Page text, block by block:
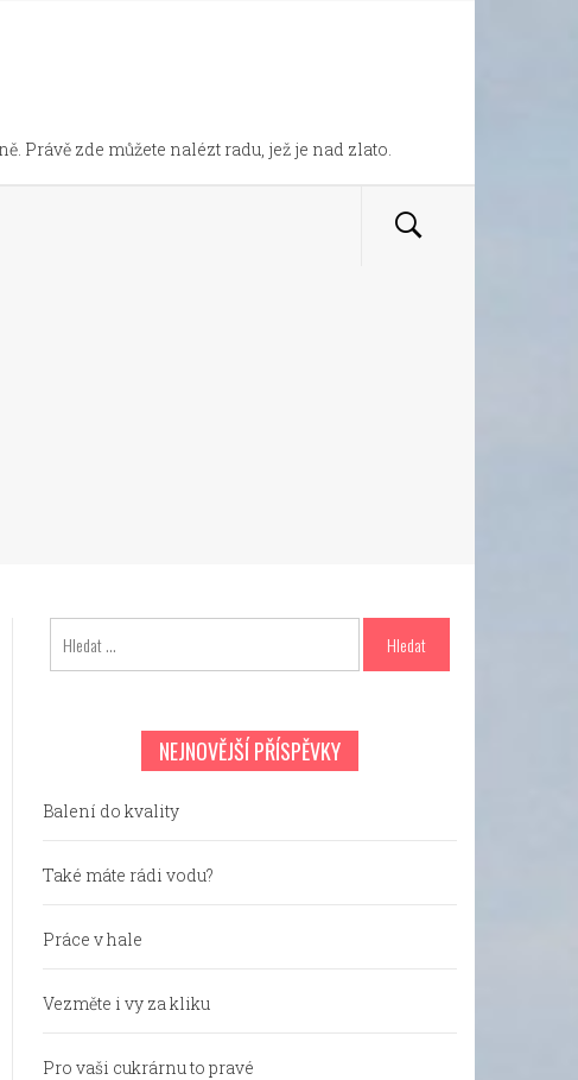
Právě zde můžete nalézt radu, jež je nad zlato.
NEJNOVĚJŠÍ PŘÍSPĚVKY
Balení do kvality
Také máte rádi vodu?
Práce v hale
Vezměte i vy za kliku
Pro vaši cukrárnu to pravé